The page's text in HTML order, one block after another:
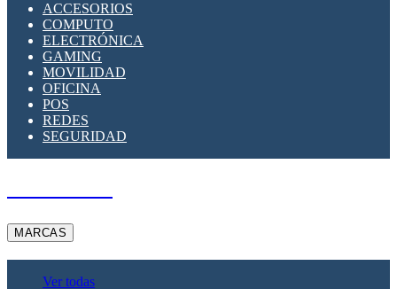
SUPRESOR DE TRANSIENTES SPDS PARA
APLICACIONES FOTOVOLTAICAS
ACCESORIOS
COMPUTO
ELECTRÓNICA
GAMING
MOVILIDAD
OFICINA
POS
REDES
SEGURIDAD
MARCAS
Ver todas